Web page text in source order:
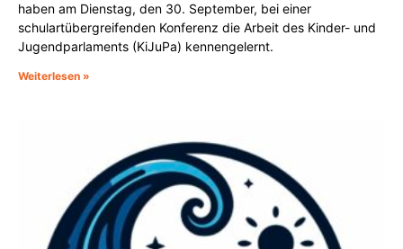
haben am Dienstag, den 30. September, bei einer
schulartübergreifenden Konferenz die Arbeit des Kinder- und
Jugendparlaments (KiJuPa) kennengelernt.
Weiterlesen »